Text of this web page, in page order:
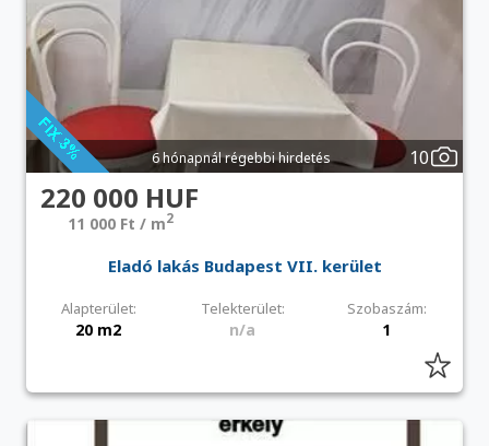
6 hónapnál régebbi hirdetés 10
220 000 HUF
11 000 Ft / m2
Eladó lakás Budapest VII. kerület
Alapterület: Telekterület: Szobaszám:
20 m2 n/a 1